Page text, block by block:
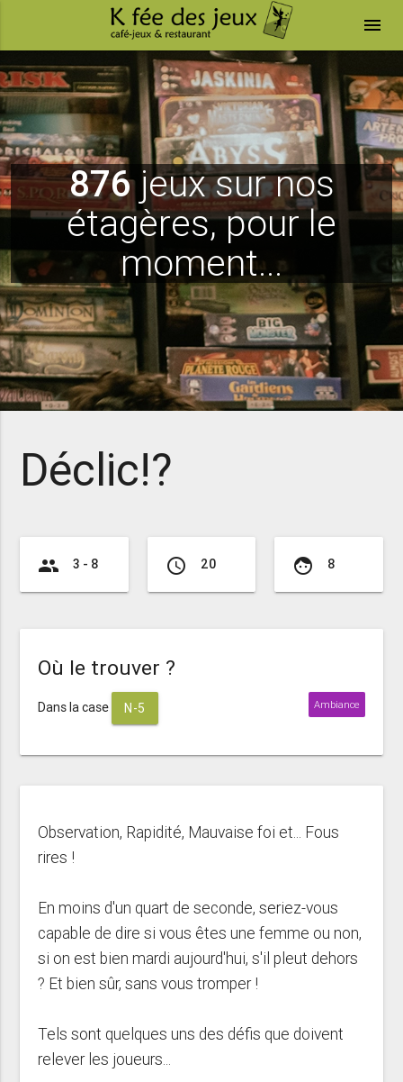
menu
876jeux sur nos
étagères, pour le
moment...
Déclic!?
group 3 - 8 access_time 20 face 8
Où le trouver ?
Dans la case N-5 Ambiance
Observation, Rapidité, Mauvaise foi et... Fous
rires !
En moins d'un quart de seconde, seriez-vous
capable de dire si vous êtes une femme ou non,
si on est bien mardi aujourd'hui, s'il pleut dehors
? Et bien sûr, sans vous tromper !
Tels sont quelques uns des défis que doivent
relever les joueurs...